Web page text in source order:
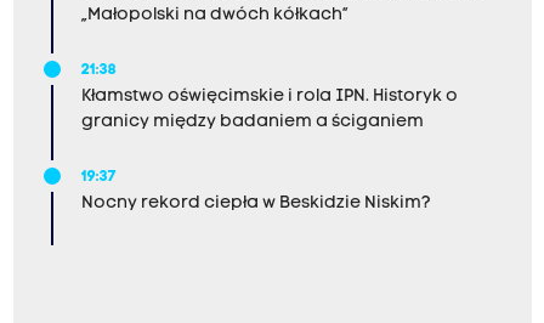
„Małopolski na dwóch kółkach”
21:38
Kłamstwo oświęcimskie i rola IPN. Historyk o
granicy między badaniem a ściganiem
19:37
Nocny rekord ciepła w Beskidzie Niskim?